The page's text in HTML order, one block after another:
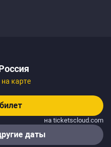
на карте
на ticketscloud.com
даты